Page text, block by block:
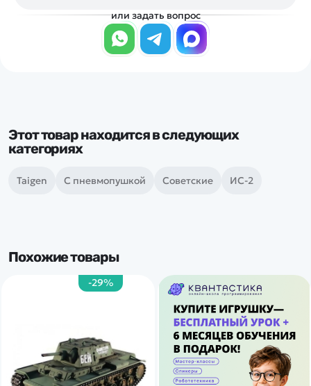
или задать вопрос
Этот товар находится в следующих
категориях
Taigen С пневмопушкой Советские ИС-2
Похожие товары
-29%